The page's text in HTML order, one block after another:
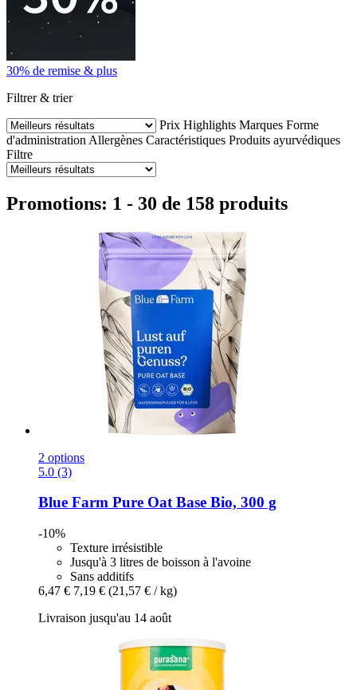
30% de remise & plus
Filtrer & trier
Prix Highlights Marques Forme
d'administration Allergènes Caractéristiques Produits ayurvédiques
Filtre
Promotions: 1 - 30 de 158 produits
2 options
5.0 (3)
Blue Farm Pure Oat Base Bio, 300 g
-10%
Texture irrésistible
Jusqu'à 3 litres de boisson à l'avoine
Sans additifs
6,47 € 7,19 € (21,57 € / kg)
Livraison jusqu'au 14 août